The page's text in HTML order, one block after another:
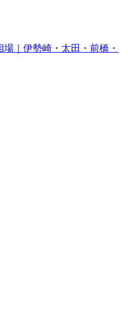
｜伊勢崎・太田・前橋・